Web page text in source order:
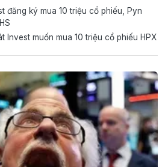
đăng ký mua 10 triệu cổ phiếu, Pyn
Invest muốn mua 10 triệu cổ phiếu HPX